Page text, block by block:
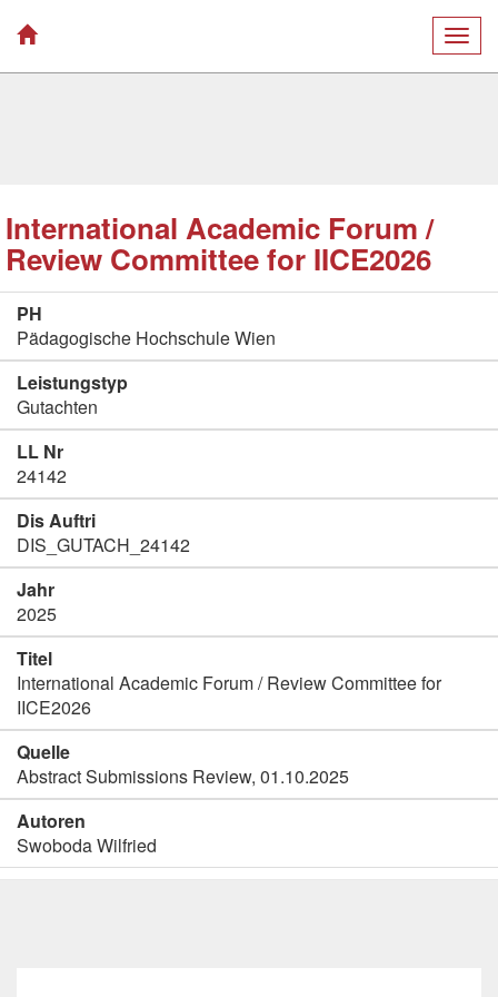
International Academic Forum /
Review Committee for IICE2026
PH
Pädagogische Hochschule Wien
Leistungstyp
Gutachten
LL Nr
24142
Dis Auftri
DIS_GUTACH_24142
Jahr
2025
Titel
International Academic Forum / Review Committee for
IICE2026
Quelle
Abstract Submissions Review, 01.10.2025
Autoren
Swoboda Wilfried